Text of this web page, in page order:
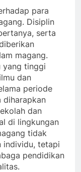
para
Disiplin
serta
magang.
yang tinggi
dan
periode
diharapkan
dan
di lingkungan
tidak
individu, tetapi
pendidikan